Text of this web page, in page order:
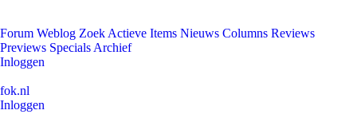
Forum Weblog Zoek Actieve Items Nieuws Columns Reviews
Previews Specials Archief
Inloggen
fok.nl
Inloggen